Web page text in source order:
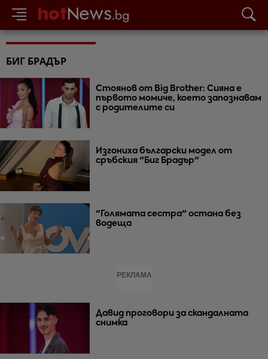
БИГ БРАДЪР
Стоянов от Big Brother: Сияна е
първото момиче, което запознавам
с родителите си
Изгониха български модел от
сръбския "Биг Брадър"
"Голямата сестра" остана без
водеща
Давид проговори за скандалната
снимка
РЕКЛАМА